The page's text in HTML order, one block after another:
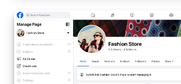
Réseau de succursales
Bitrix24 Messenger
Questions générales